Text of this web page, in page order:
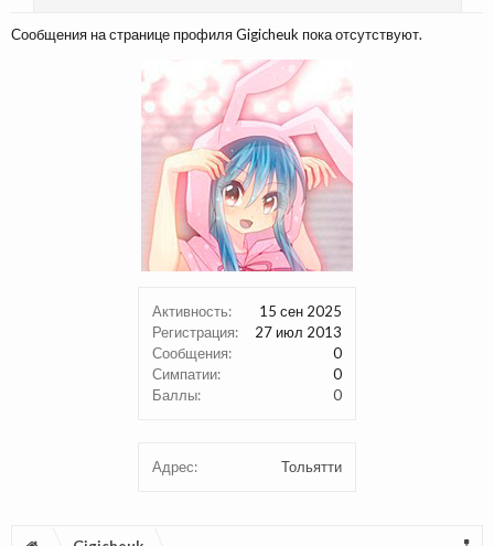
Активность:
15 сен 2025
Регистрация:
27 июл 2013
Сообщения:
0
Симпатии:
0
Баллы:
0
Адрес: Тольятти
Сообщения на странице профиля Gigicheuk пока отсутствуют.